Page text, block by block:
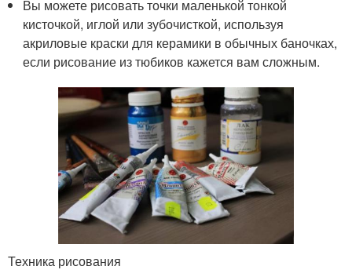
Вы можете рисовать точки маленькой тонкой
кисточкой, иглой или зубочисткой, используя
акриловые краски для керамики в обычных баночках,
если рисование из тюбиков кажется вам сложным.
Техника рисования